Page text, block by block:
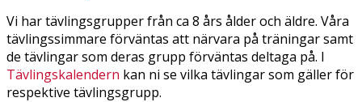
Vi har tävlingsgrupper från ca 8 års ålder och äldre. Våra
tävlingssimmare förväntas att närvara på träningar samt
de tävlingar som deras grupp förväntas deltaga på. I
Tävlingskalendern kan ni se vilka tävlingar som gäller för
respektive tävlingsgrupp.